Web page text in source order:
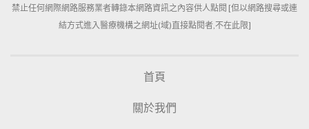
禁止任何網際網路服務業者轉錄本網路資訊之內容供人點閱 [但以網路搜尋或連
結方式進入醫療機構之網址(域)直接點閱者,不在此限]
首頁
關於我們